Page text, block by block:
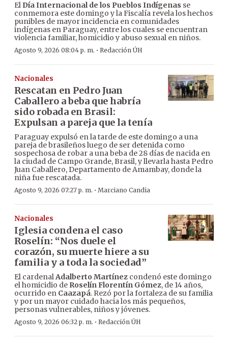
El Día Internacional de los Pueblos Indígenas se
conmemora este domingo y la Fiscalía revela los hechos
punibles de mayor incidencia en comunidades
indígenas en Paraguay, entre los cuales se encuentran
violencia familiar, homicidio y abuso sexual en niños.
Agosto 9, 2026 08:04 p. m. · Redacción ÚH
Nacionales
Rescatan en Pedro Juan
Caballero a beba que habría
sido robada en Brasil:
Expulsan a pareja que la tenía
Paraguay expulsó en la tarde de este domingo a una
pareja de brasileños luego de ser detenida como
sospechosa de robar a una beba de 28 días de nacida en
la ciudad de Campo Grande, Brasil, y llevarla hasta Pedro
Juan Caballero, Departamento de Amambay, donde la
niña fue rescatada.
Agosto 9, 2026 07:27 p. m. · Marciano Candia
Nacionales
Iglesia condena el caso
Roselín: “Nos duele el
corazón, su muerte hiere a su
familia y a toda la sociedad”
El cardenalAdalberto Martínez condenó este domingo
el homicidio de Roselín Florentín Gómez, de 14 años,
ocurrido en Caazapá. Rezó por la fortaleza de su familia
y por un mayor cuidado hacia los más pequeños,
personas vulnerables, niños y jóvenes.
Agosto 9, 2026 06:32 p. m. · Redacción ÚH